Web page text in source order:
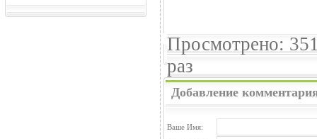
Просмотрено:
раз
Добавление
Ваше Имя: